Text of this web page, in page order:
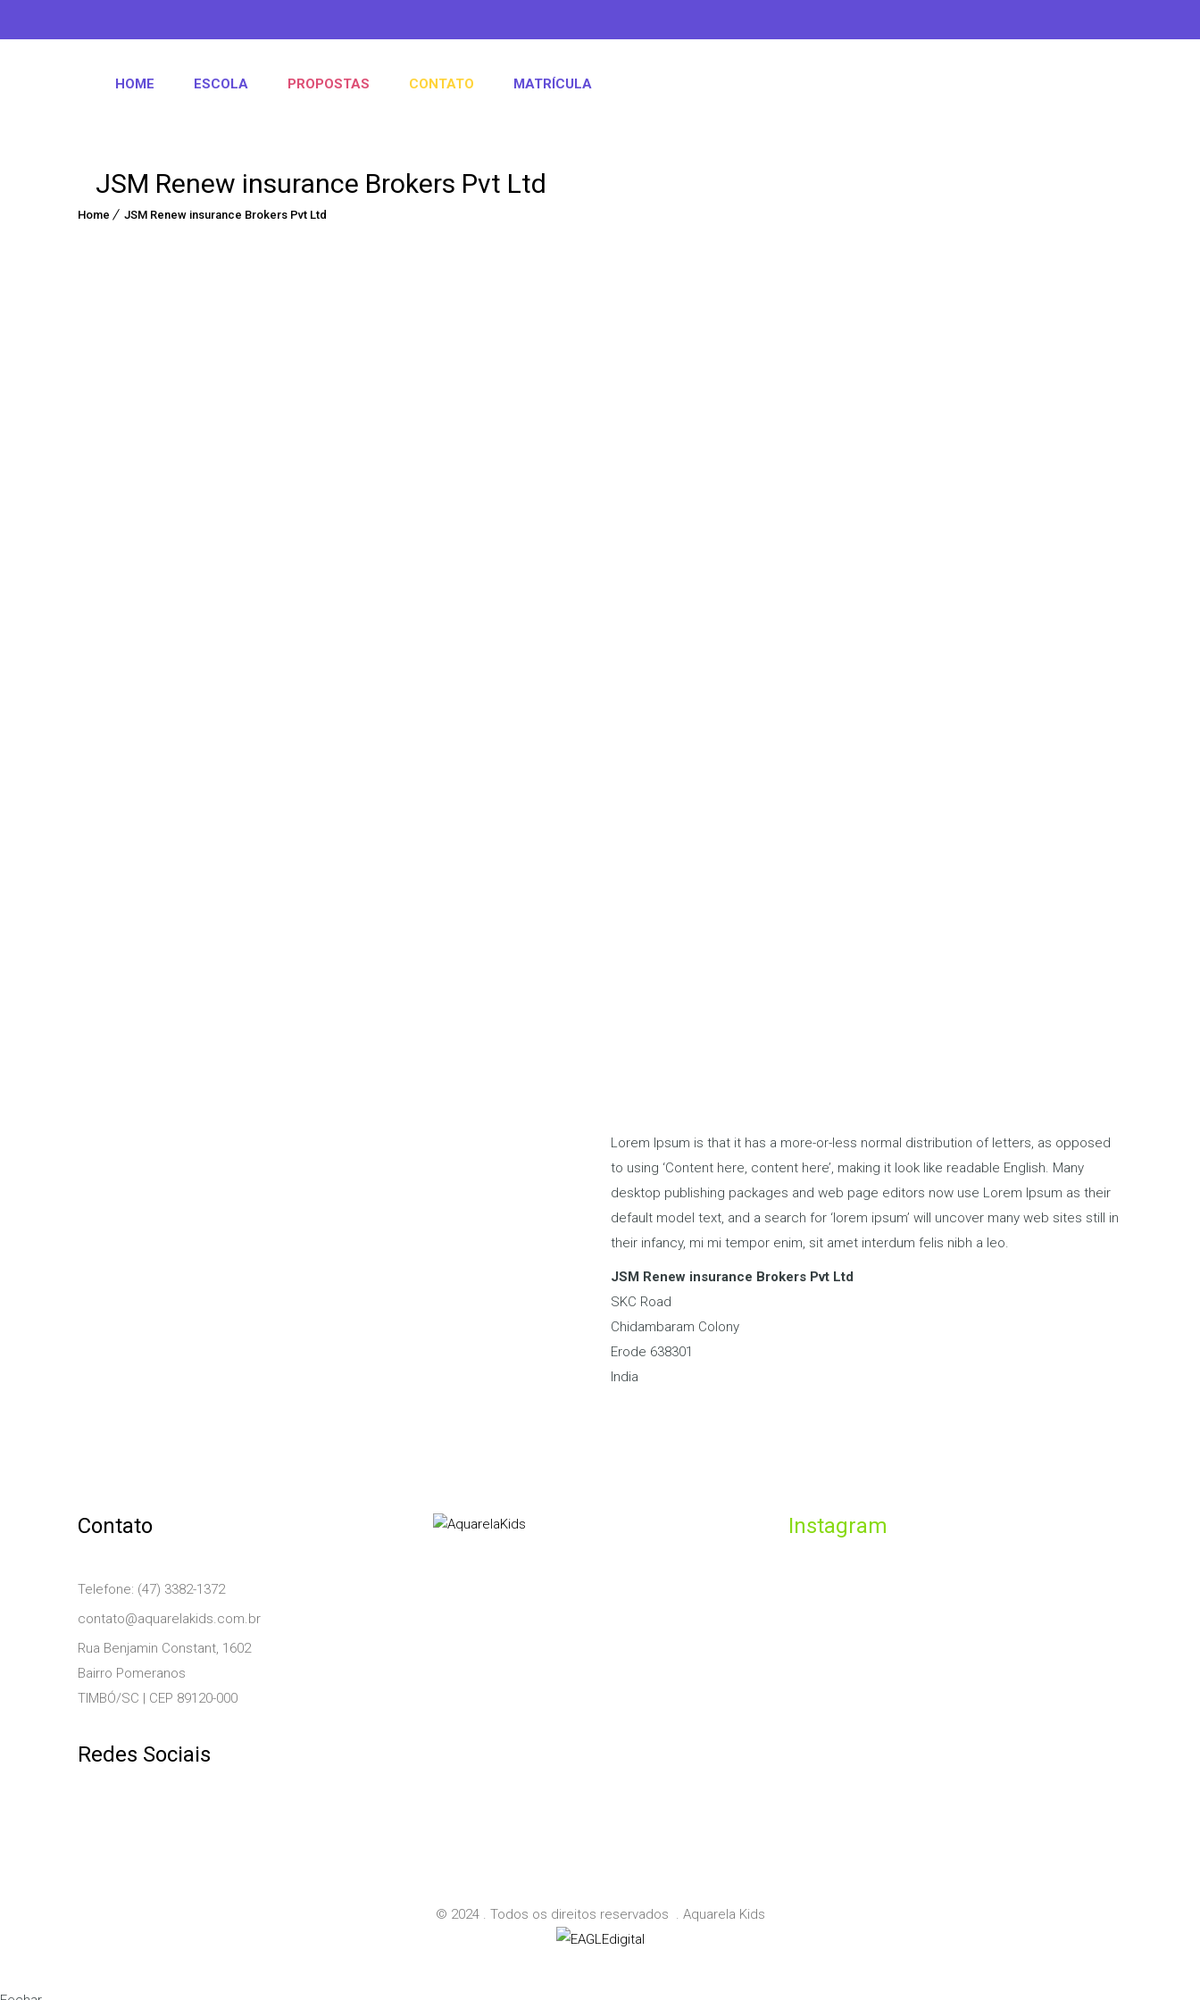
HOME
ESCOLA PROPOSTAS CONTATO MATRÍCULA
JSM Renew insurance Brokers Pvt Ltd
Home JSM Renew insurance Brokers Pvt Ltd
Lorem Ipsum is that it has a more-or-less normal distribution of letters, as opposed
to using ‘Content here, content here’, making it look like readable English. Many
desktop publishing packages and web page editors now use Lorem Ipsum as their
default model text, and a search for ‘lorem ipsum’ will uncover many web sites still in
their infancy, mi mi tempor enim, sit amet interdum felis nibh a leo.
JSM Renew insurance Brokers Pvt Ltd
SKC Road
Chidambaram Colony
Erode 638301
India
Contato
Telefone: (47) 3382-1372
contato@aquarelakids.com.br
Rua Benjamin Constant, 1602
Bairro Pomeranos
TIMBÓ/SC | CEP 89120-000
Redes Sociais
Instagram
© 2024 . Todos os direitos reservados . Aquarela Kids